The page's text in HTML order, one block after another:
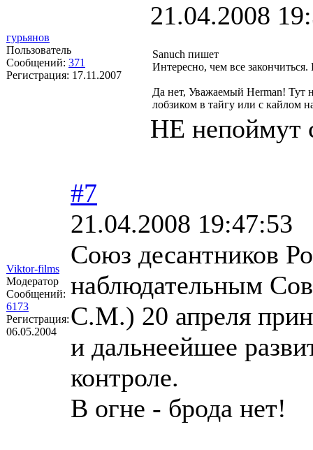
гурьянов
Пользователь
Сообщений: 371
Регистрация: 17.11.2007
21.04.2008
Sanuch пишет
Интересно, чем все
Да нет, Уважаемый Herman! Тут
лобзиком в тайгу или с кайлом
НЕ непоймут
Viktor-films
Модератор
Сообщений:
6173
Регистрация:
06.05.2004
#7
21.04.2008 19:47:53
Союз десантников
наблюдательным
С.М.) 20 апреля
и дальнеейшее
контроле.
В огне - брода нет!